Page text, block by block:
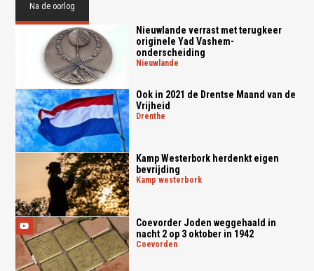
Na de oorlog
Nieuwlande verrast met terugkeer
originele Yad Vashem-
onderscheiding
nieuwlande
Ook in 2021 de Drentse Maand van de
Vrijheid
drenthe
Kamp Westerbork herdenkt eigen
bevrijding
kamp westerbork
Coevorder Joden weggehaald in
nacht 2 op 3 oktober in 1942
coevorden